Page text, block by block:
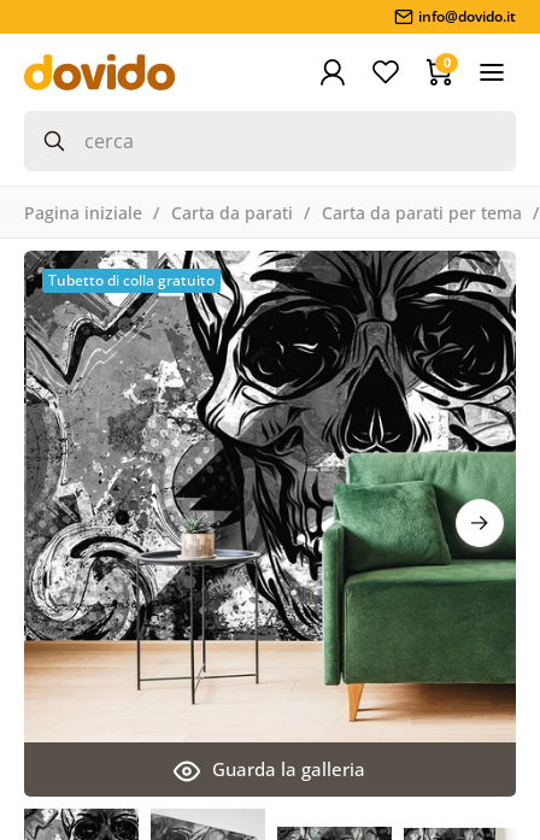
info@dovido.it
0
Pagina iniziale Carta da parati Carta da parati per tema
Guarda la galleria
Tubetto di colla gratuito